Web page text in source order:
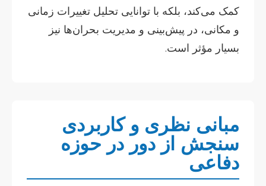
کمک می‌کند، بلکه با توانایی تحلیل تغییرات زمانی
و مکانی، در پیش‌بینی و مدیریت بحران‌ها نیز
بسیار مؤثر است.
مبانی نظری و کاربردی
سنجش از دور در حوزه
دفاعی